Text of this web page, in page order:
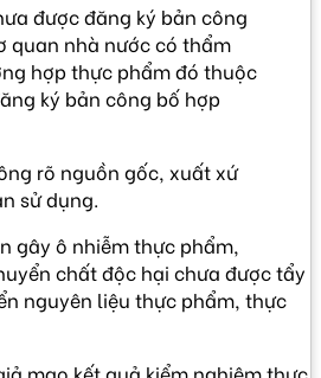
được đăng ký bản công
quan nhà nước có thẩm
hợp thực phẩm đó thuộc
ký bản công bố hợp
rõ nguồn gốc, xuất xứ
sử dụng.
gây ô nhiễm thực phẩm,
chất độc hại chưa được tẩy
nguyên liệu thực phẩm, thực
mạo kết quả kiểm nghiệm thực